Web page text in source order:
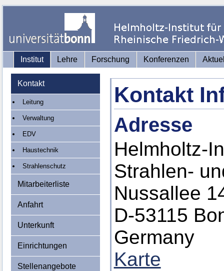
Institut Lehre Forschung Konferenzen
Kontakt
Leitung
Verwaltung
EDV
Haustechnik
Strahlenschutz
Mitarbeiterliste
Anfahrt
Unterkunft
Einrichtungen
Stellenangebote
Kontakt
Adresse
Helmholtz-
Strahlen-
Nussallee
D-53115
Germany
Karte